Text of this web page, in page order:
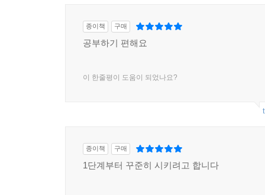
종이책 구매
공부하기 편해요
이 한줄평이 도움이 되었나요?
종이책 구매
1단계부터 꾸준히 시키려고 합니다